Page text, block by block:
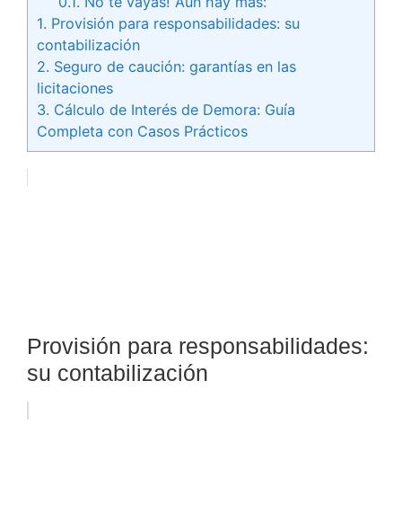
1. Provisión para responsabilidades: su
contabilización
2. Seguro de caución: garantías en las
licitaciones
3. Cálculo de Interés de Demora: Guía
Completa con Casos Prácticos
Provisión para responsabilidades:
su contabilización